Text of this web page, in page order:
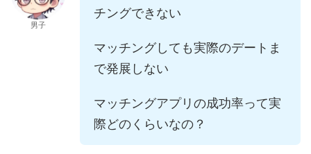
男子
チングできない
マッチングしても実際のデートま
で発展しない
マッチングアプリの成功率って実
際どのくらいなの？